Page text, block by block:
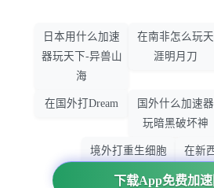
下载App免费加速
日本用什么加速
器玩天下-异兽山
海
在南非怎么玩天
涯明月刀
在国外打Dream
国外什么加速器
玩暗黑破坏神
境外打重生细胞
加速器哪个好
在新
大智